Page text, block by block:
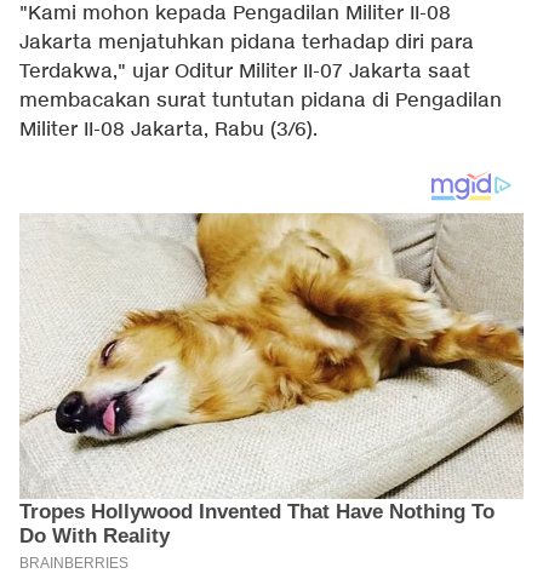
"Kami mohon kepada Pengadilan Militer II-08
Jakarta menjatuhkan pidana terhadap diri para
Terdakwa," ujar Oditur Militer II-07 Jakarta saat
membacakan surat tuntutan pidana di Pengadilan
Militer II-08 Jakarta, Rabu (3/6).